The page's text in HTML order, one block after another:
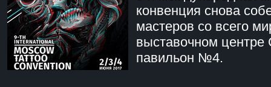
конвенция снова
мастеров со всего
выставочном центре
павильон №4.